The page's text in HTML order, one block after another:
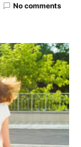
No comments